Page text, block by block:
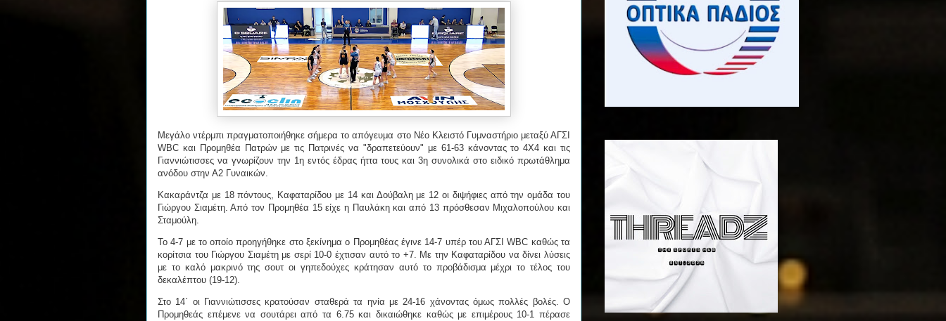
Μεγάλο ντέρμπι πραγματοποιήθηκε σήμερα το απόγευμα στο Νέο Κλειστό Γυμναστήριο μεταξύ ΑΓΣΙ
WBC και Προμηθέα Πατρών με τις Πατρινές να "δραπετεύουν" με 61-63 κάνοντας το 4Χ4 και τις
Γιαννιώτισσες να γνωρίζουν την 1η εντός έδρας ήττα τους και 3η συνολικά στο ειδικό πρωτάθλημα
ανόδου στην Α2 Γυναικών.
Κακαράντζα με 18 πόντους, Καφαταρίδου με 14 και Δούβαλη με 12 οι διψήφιες από την ομάδα του
Γιώργου Σιαμέτη. Από τον Προμηθέα 15 είχε η Παυλάκη και από 13 πρόσθεσαν Μιχαλοπούλου και
Σταμούλη.
Το 4-7 με το οποίο προηγήθηκε στο ξεκίνημα ο Προμηθέας έγινε 14-7 υπέρ του ΑΓΣΙ WBC καθώς τα
κορίτσια του Γιώργου Σιαμέτη με σερί 10-0 έχτισαν αυτό το +7. Με την Καφαταρίδου να δίνει λύσεις
με το καλό μακρινό της σουτ οι γηπεδούχες κράτησαν αυτό το προβάδισμα μέχρι το τέλος του
δεκαλέπτου (19-12).
Στο 14΄ οι Γιαννιώτισσες κρατούσαν σταθερά τα ηνία με 24-16 χάνοντας όμως πολλές βολές. Ο
Προμηθεάς επέμενε να σουτάρει από τα 6.75 και δικαιώθηκε καθώς με επιμέρους 10-1 πέρασε